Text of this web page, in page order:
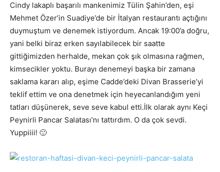
Cindy lakaplı başarılı mankenimiz Tülin Şahin’den, eşi
Mehmet Özer’in Suadiye’de bir İtalyan restaurantı açtığını
duymuştum ve denemek istiyordum. Ancak 19:00’a doğru,
yani belki biraz erken sayılabilecek bir saatte
gittiğimizden herhalde, mekan çok şık olmasına rağmen,
kimsecikler yoktu. Burayı denemeyi başka bir zamana
saklama kararı alıp, eşime Cadde’deki Divan Brasserie’yi
teklif ettim ve ona denetmek için heyecanlandığım yeni
tatları düşünerek, seve seve kabul etti.İlk olarak aynı Keçi
Peynirli Pancar Salatası’nı tattırdım. O da çok sevdi.
Yuppiiii! 🙂